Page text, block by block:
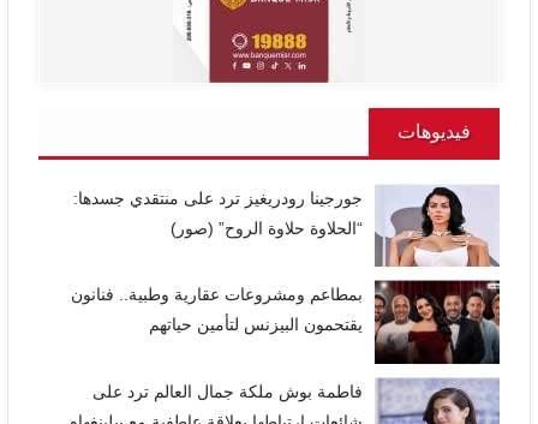
فيديوهات
جورجينا رودريغيز ترد على منتقدي جسدها:
“الحلاوة حلاوة الروح” (صور)
بمطاعم ومشروعات عقارية وطبية.. فنانون
يقتحمون البيزنس لتأمين حياتهم
فاطمة بوش ملكة جمال العالم ترد على